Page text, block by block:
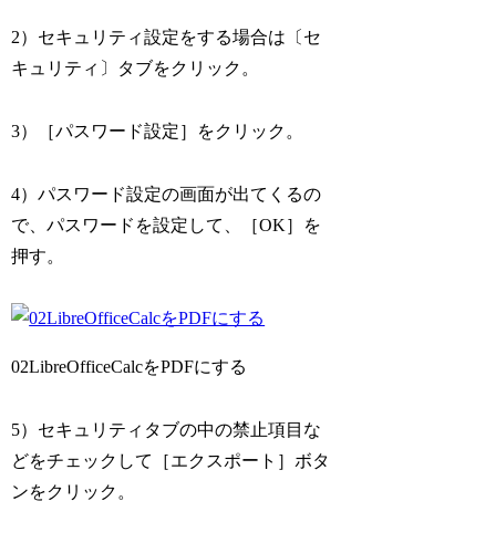
2）セキュリティ設定をする場合は〔セ
キュリティ〕タブをクリック。
3）［パスワード設定］をクリック。
4）パスワード設定の画面が出てくるの
で、パスワードを設定して、［OK］を
押す。
02LibreOfficeCalcをPDFにする
5）セキュリティタブの中の禁止項目な
どをチェックして［エクスポート］ボタ
ンをクリック。